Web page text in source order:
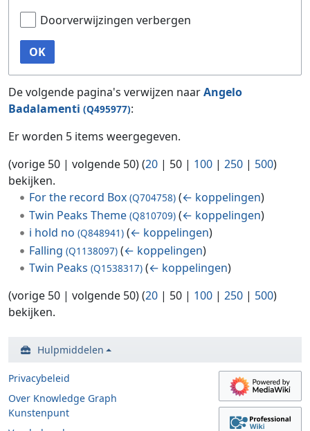
Doorverwijzingen verbergen
OK
De volgende pagina's verwijzen naarAngelo
Badalamenti (Q495977):
Er worden 5 items weergegeven.
(vorige 50 | volgende 50) (20 | 50 | 100 | 250 | 500)
bekijken.
For the record Box (Q704758) (← koppelingen)
Twin Peaks Theme (Q810709) (← koppelingen)
i hold no (Q848941) (← koppelingen)
Falling (Q1138097) (← koppelingen)
Twin Peaks (Q1538317) (← koppelingen)
(vorige 50 | volgende 50) (20 | 50 | 100 | 250 | 500)
bekijken.
Hulpmiddelen
Privacybeleid
Over Knowledge Graph
Kunstenpunt